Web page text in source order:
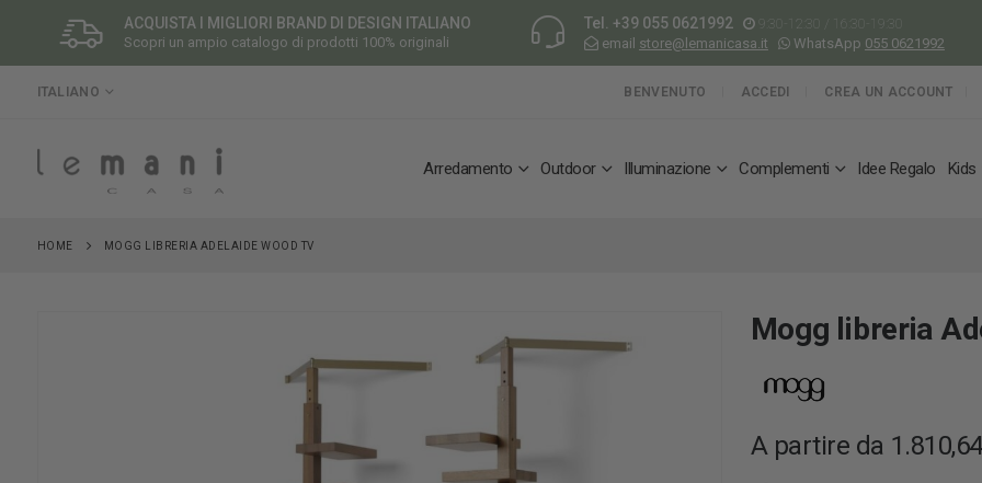
ACQUISTA I MIGLIORI BRAND DI DESIGN ITALIANO
Scopri un ampio catalogo di prodotti 100% originali
Tel. +39 055 0621992
9:30-12:30 / 16:30-19:30
email store@lemanicasa.it WhatsApp 055 0621992
LINGUA
ITALIANO BENVENUTO ACCEDI CREA UN ACCOUNT
Arredamento Outdoor Illuminazione Complementi Idee Regalo Kids
HOME MOGG LIBRERIA ADELAIDE WOOD TV
Mogg libreria
A partire da